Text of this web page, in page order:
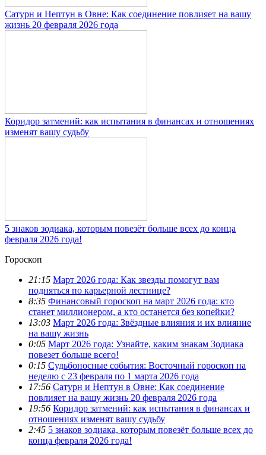
Сатурн и Нептун в Овне: Как соединение повлияет на вашу
жизнь 20 февраля 2026 года
Коридор затмений: как испытания в финансах и отношениях
изменят вашу судьбу
5 знаков зодиака, которым повезёт больше всех до конца
февраля 2026 года!
Гороскоп
21:15 Март 2026 года: Как звезды помогут вам
подняться по карьерной лестнице?
8:35 Финансовый гороскоп на март 2026 года: кто
станет миллионером, а кто останется без копейки?
13:03 Март 2026 года: Звёздные влияния и их влияние
на вашу жизнь
0:05 Март 2026 года: Узнайте, каким знакам Зодиака
повезет больше всего!
0:15 Судьбоносные события: Восточный гороскоп на
неделю с 23 февраля по 1 марта 2026 года
17:56 Сатурн и Нептун в Овне: Как соединение
повлияет на вашу жизнь 20 февраля 2026 года
19:56 Коридор затмений: как испытания в финансах и
отношениях изменят вашу судьбу
2:45 5 знаков зодиака, которым повезёт больше всех до
конца февраля 2026 года!